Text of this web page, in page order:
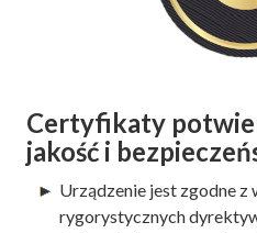
Certyfikaty
jakość i
Urządzenie jest zgodne z
rygorystycznych